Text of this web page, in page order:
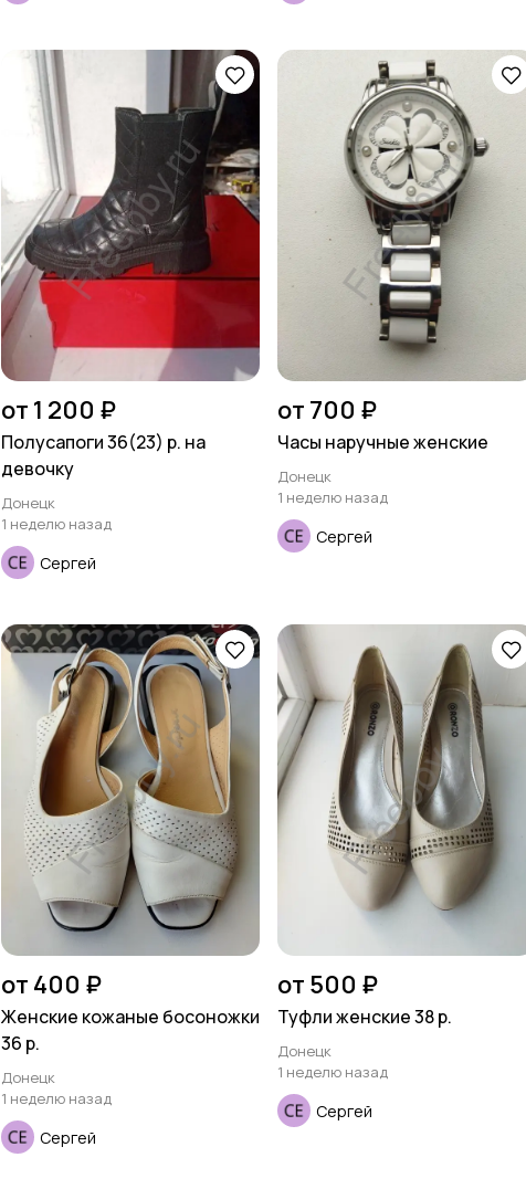
от 1 200 ₽
Полусапоги 36(23) р. на
девочку
Донецк
1 неделю назад
Сергей
от 700 ₽
Часы наручные женские
Донецк
1 неделю назад
Сергей
от 400 ₽
Женские кожаные босоножки
36 р.
Донецк
1 неделю назад
Сергей
от 500 ₽
Туфли женские 38 р.
Донецк
1 неделю назад
Сергей